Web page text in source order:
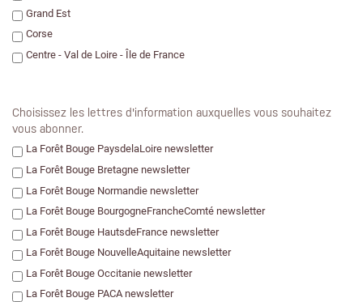
Grand Est
Corse
Centre - Val de Loire - Île de France
Choisissez les lettres d'information auxquelles vous souhaitez
vous abonner.
La Forêt Bouge PaysdelaLoire newsletter
La Forêt Bouge Bretagne newsletter
La Forêt Bouge Normandie newsletter
La Forêt Bouge BourgogneFrancheComté newsletter
La Forêt Bouge HautsdeFrance newsletter
La Forêt Bouge NouvelleAquitaine newsletter
La Forêt Bouge Occitanie newsletter
La Forêt Bouge PACA newsletter